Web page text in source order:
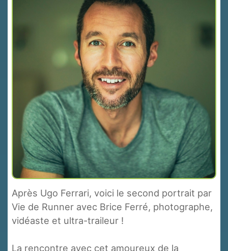
Après Ugo Ferrari, voici le second portrait par
Vie de Runner avec Brice Ferré, photographe,
vidéaste et ultra-traileur !
La rencontre avec cet amoureux de la